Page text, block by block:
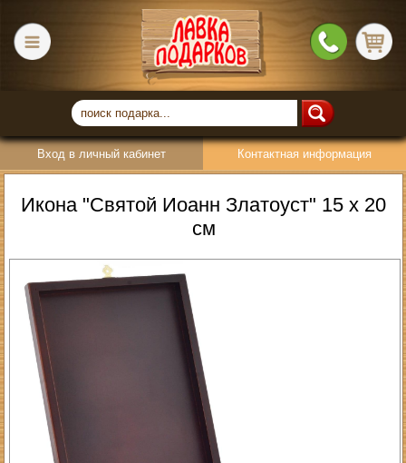
Вход в личный кабинет Контактная информация
Икона "Святой Иоанн Златоуст" 15 х 20
см